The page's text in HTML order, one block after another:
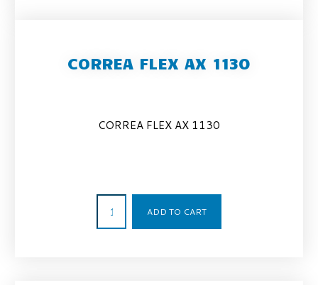
CORREA FLEX AX 1130
CORREA FLEX AX 1130
ADD TO CART